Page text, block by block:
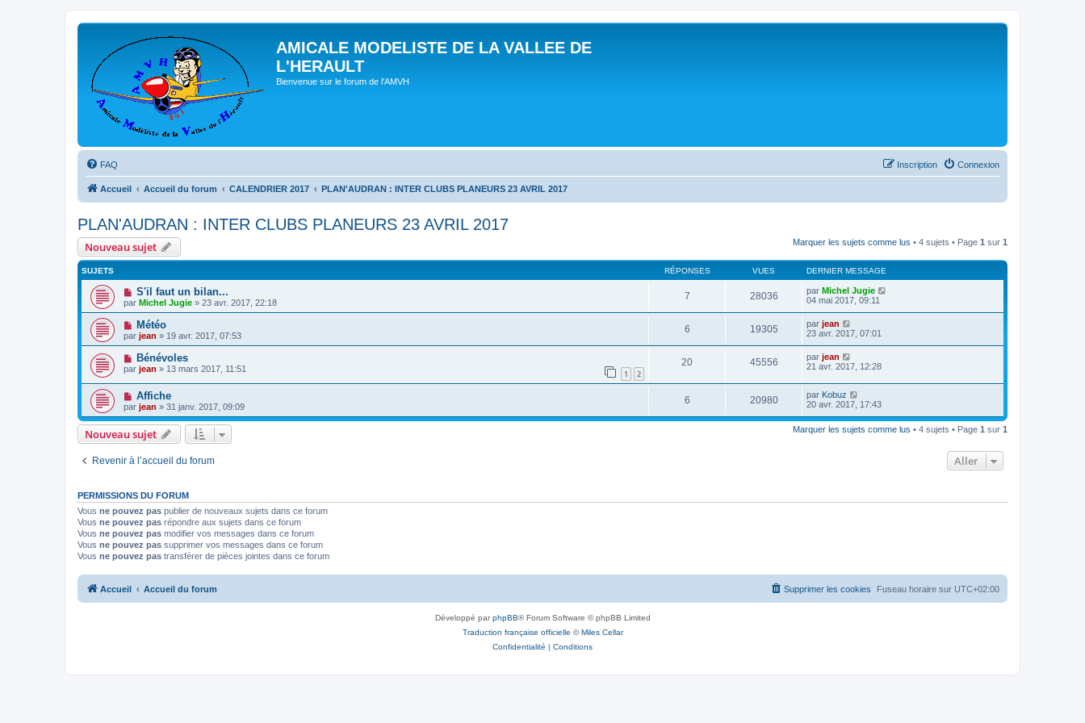
AMICALE MODELISTE DE LA VALLEE DE
L'HERAULT
Bienvenue sur le forum de l'AMVH
FAQ Connexion
Inscription
Accueil Accueil du forum CALENDRIER 2017 PLAN'AUDRAN : INTER CLUBS PLANEURS 23 AVRIL 2017
PLAN'AUDRAN : INTER CLUBS PLANEURS 23 AVRIL 2017
Nouveau sujet Marquer les sujets comme lus • 4 sujets • Page 1 sur 1
SUJETS RÉPONSES VUES DERNIER MESSAGE
S'il faut un bilan...
par Michel Jugie » 23 avr. 2017, 22:18
7 28036 par Michel Jugie
04 mai 2017, 09:11
Météo
par jean » 19 avr. 2017, 07:53
6 19305 par jean
23 avr. 2017, 07:01
Bénévoles
par jean » 13 mars 2017, 11:51 1 2
20 45556 par jean
21 avr. 2017, 12:28
Affiche
par jean » 31 janv. 2017, 09:09
6 20980 par Kobuz
20 avr. 2017, 17:43
Nouveau sujet Marquer les sujets comme lus • 4 sujets • Page 1 sur 1
Revenir à l’accueil du forum Aller
PERMISSIONS DU FORUM
Vous ne pouvez pas publier de nouveaux sujets dans ce forum
Vous ne pouvez pas répondre aux sujets dans ce forum
Vous ne pouvez pas modifier vos messages dans ce forum
Vous ne pouvez pas supprimer vos messages dans ce forum
Vous ne pouvez pas transférer de pièces jointes dans ce forum
Accueil Accueil du forum Fuseau horaire sur UTC+02:00
Supprimer les cookies
Développé parphpBB® Forum Software © phpBB Limited
Traduction française officielle ©Miles Cellar
Confidentialité | Conditions